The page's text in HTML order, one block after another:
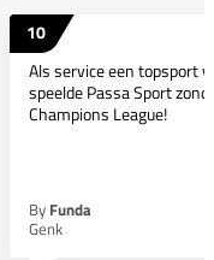
10
Als service een topsport
speelde Passa Sport
Champions League!
By Funda
Genk